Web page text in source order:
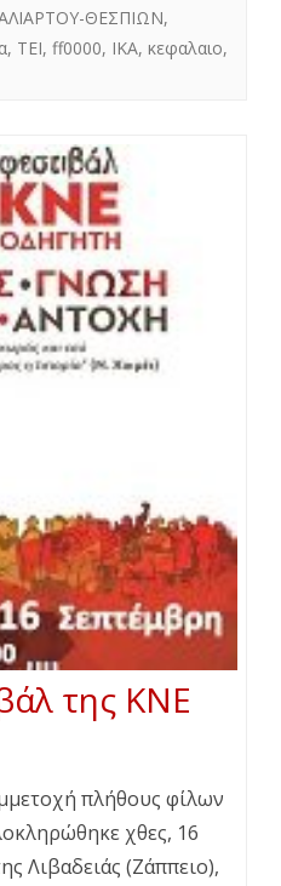
ΘΕΣΠΙΩΝ,
, ΤΕΙ, ff0000, ΙΚΑ, κεφαλαιο,
της ΚΝΕ
πλήθους φίλων
χθες, 16
Λιβαδειάς (Ζάππειο),